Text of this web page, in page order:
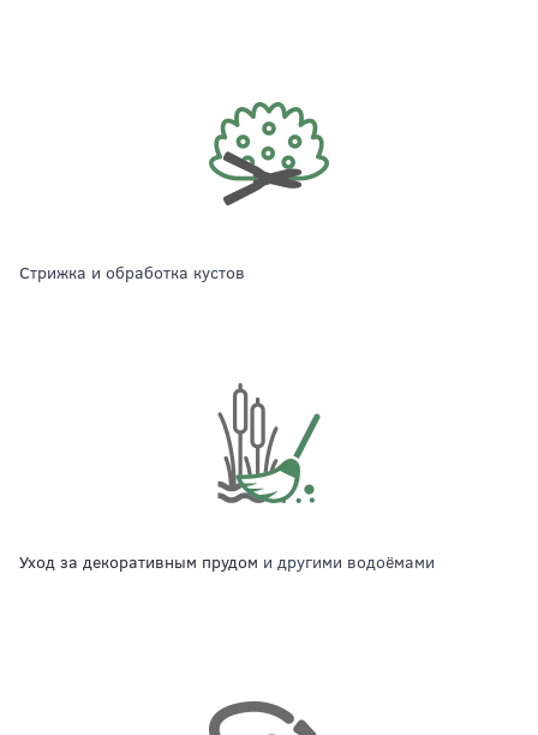
стрижка и обработка кустов
уход за декоративным прудом и другими водоёмами